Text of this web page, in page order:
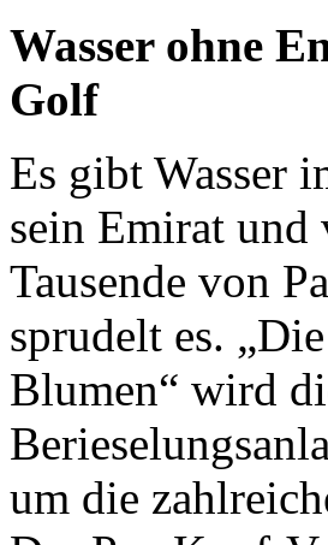
Wasser ohne
Golf
Es gibt Wasser
sein Emirat
Tausende von
sprudelt es.
Blumen“ wird
um die